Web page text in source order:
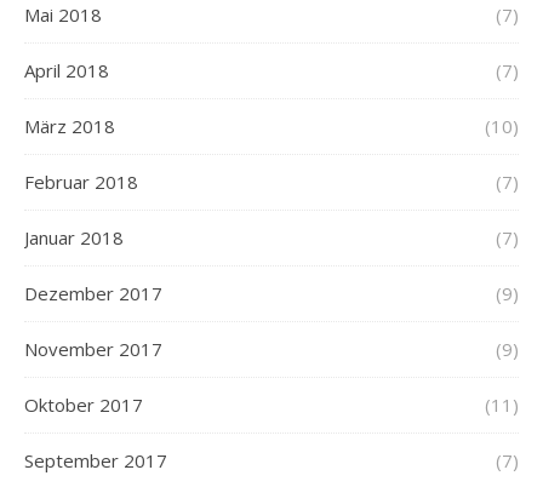
Mai 2018 (7)
April 2018 (7)
März 2018 (10)
Februar 2018 (7)
Januar 2018 (7)
Dezember 2017 (9)
November 2017 (9)
Oktober 2017 (11)
September 2017 (7)